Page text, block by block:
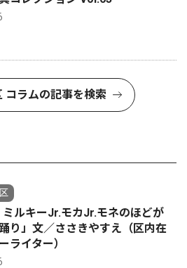
コラムの記事を検索
ルキーJr.モカJr.モネのほどが
り」文／ささきやすえ（区内在
ライター）